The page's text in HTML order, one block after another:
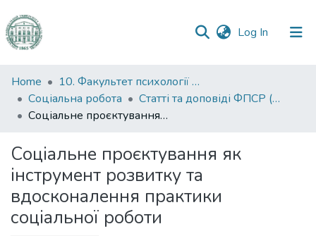
Log In (current)
Communities
&
Collections
Statistics
Home
10. Факультет психології та соціальної роботи
Соціальна робота
Статті та доповіді ФПСР (Соціальна робота)
Соціальне проєктування як інструмент розвитку та вдосконалення практики соціальної роботи
Соціальне проєктування як
інструмент розвитку та
вдосконалення практики
соціальної роботи